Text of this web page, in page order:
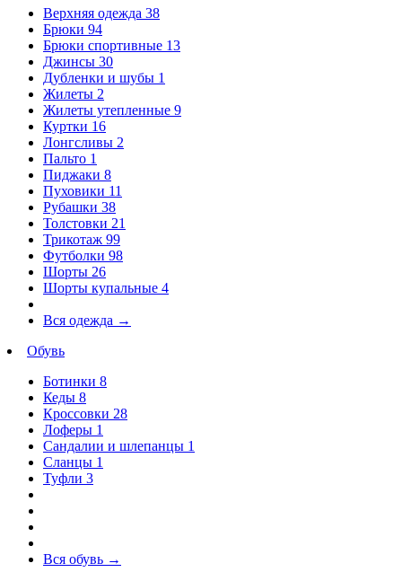
Верхняя одежда 38
Брюки 94
Брюки спортивные 13
Джинсы 30
Дубленки и шубы 1
Жилеты 2
Жилеты утепленные 9
Куртки 16
Лонгсливы 2
Пальто 1
Пиджаки 8
Пуховики 11
Рубашки 38
Толстовки 21
Трикотаж 99
Футболки 98
Шорты 26
Шорты купальные 4
Вся одежда →
Обувь
Ботинки 8
Кеды 8
Кроссовки 28
Лоферы 1
Сандалии и шлепанцы 1
Сланцы 1
Туфли 3
Вся обувь →